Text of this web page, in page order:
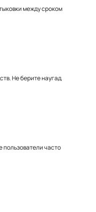
между сроком
Не берите наугад.
пользователи часто